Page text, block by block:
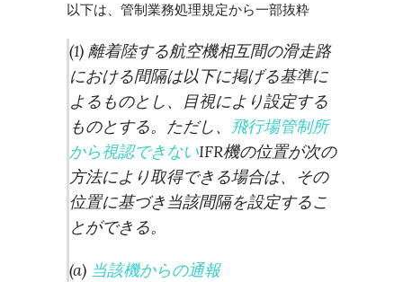
以下は、管制業務処理規定から一部抜粋
(1) 離着陸する航空機相互間の滑走路
における間隔は以下に掲げる基準に
よるものとし、目視により設定する
ものとする。ただし、 飛行場管制所
から視認できないIFR機の位置が次の
方法により取得できる場合は、その
位置に基づき当該間隔を設定するこ
とができる。
(a) 当該機からの通報